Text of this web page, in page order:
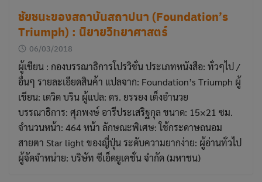
ชัยชนะของสถาบันสถาปนา (Foundation’s
Triumph) : นิยายวิทยาศาสตร์
06/03/2018
ผู้เขียน : กองบรรณาธิการโปรวิชั่น ประเภทหนังสือ: ทั่วๆไป /
อื่นๆ รายละเอียดสินค้า แปลจาก: Foundation’s Triumph ผู้
เขียน: เดวิด บริน ผู้แปล: ดร. ยรรยง เต็งอำนวย
บรรณาธิการ: ศุภพงษ์ อารีประเสริฐกุล ขนาด: 15×21 ซม.
จำนวนหน้า: 464 หน้า ลักษณะพิเศษ: ใช้กระดาษถนอม
สายตา Star light ของญี่ปุ่น ระดับความยากง่าย: ผู้อ่านทั่วไป
ผู้จัดจำหน่าย: บริษัท ซีเอ็ดยูเคชั่น จำกัด (มหาชน)